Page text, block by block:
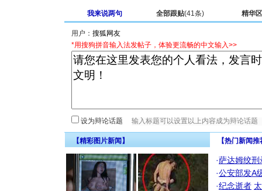
我来说两句 全部跟贴(41条) 精华区
用户：
*用搜狗拼音输入法发帖子，体验更流畅的中文输入>>
设为辩论话题
【精彩图片新闻】 【热门新闻
·萨达姆绞刑
·公安部发A
·纪念逝者